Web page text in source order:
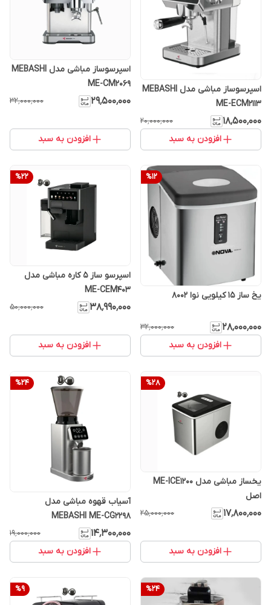
اسپرسوساز مباشی مدل MEBASHI
ME-ECM2113
۱۸٬۵۰۰٬۰۰۰ ۲۰٬۰۰۰٬۰۰۰
افزودن به سبد
اسپرسوساز مباشی مدل MEBASHI
ME-CM2069
۲۹٬۵۰۰٬۰۰۰ ۳۲٬۰۰۰٬۰۰۰
افزودن به سبد
%12
یخ ساز 15 کیلویی نوا 8002
۲۸٬۰۰۰٬۰۰۰ ۳۲٬۰۰۰٬۰۰۰
افزودن به سبد
%22
اسپرسو ساز 5 کاره مباشی مدل
ME-CEM403 ‌
۳۸٬۹۹۰٬۰۰۰ ۵۰٬۰۰۰٬۰۰۰
افزودن به سبد
%28
یخساز مباشی مدل ME-ICE1200
اصل
۱۷٬۸۰۰٬۰۰۰ ۲۵٬۰۰۰٬۰۰۰
افزودن به سبد
%24
آسیاب قهوه مباشی مدل
MEBASHI ME-CG2298
۱۴٬۳۰۰٬۰۰۰ ۱۹٬۰۰۰٬۰۰۰
افزودن به سبد
%24
%9